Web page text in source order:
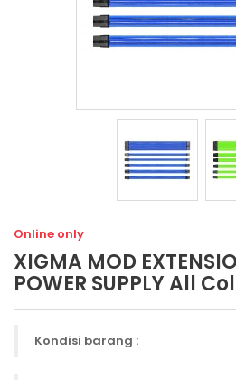
Online only
XIGMA MOD
POWER SUPPLY All
Kondisi barang :